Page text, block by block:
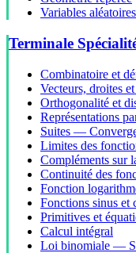
Variables
Terminale
Combinatoire et
Vecteurs, droites
Orthogonalité et
Représentations
Suites —
Limites des
Compléments sur
Continuité des
Fonction
Fonctions sinus et
Primitives et
Calcul intégral
Loi binomiale —